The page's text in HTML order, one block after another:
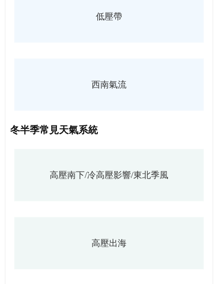
低壓帶
西南氣流
冬半季常見天氣系統
高壓南下/冷高壓影響/東北季風
高壓出海